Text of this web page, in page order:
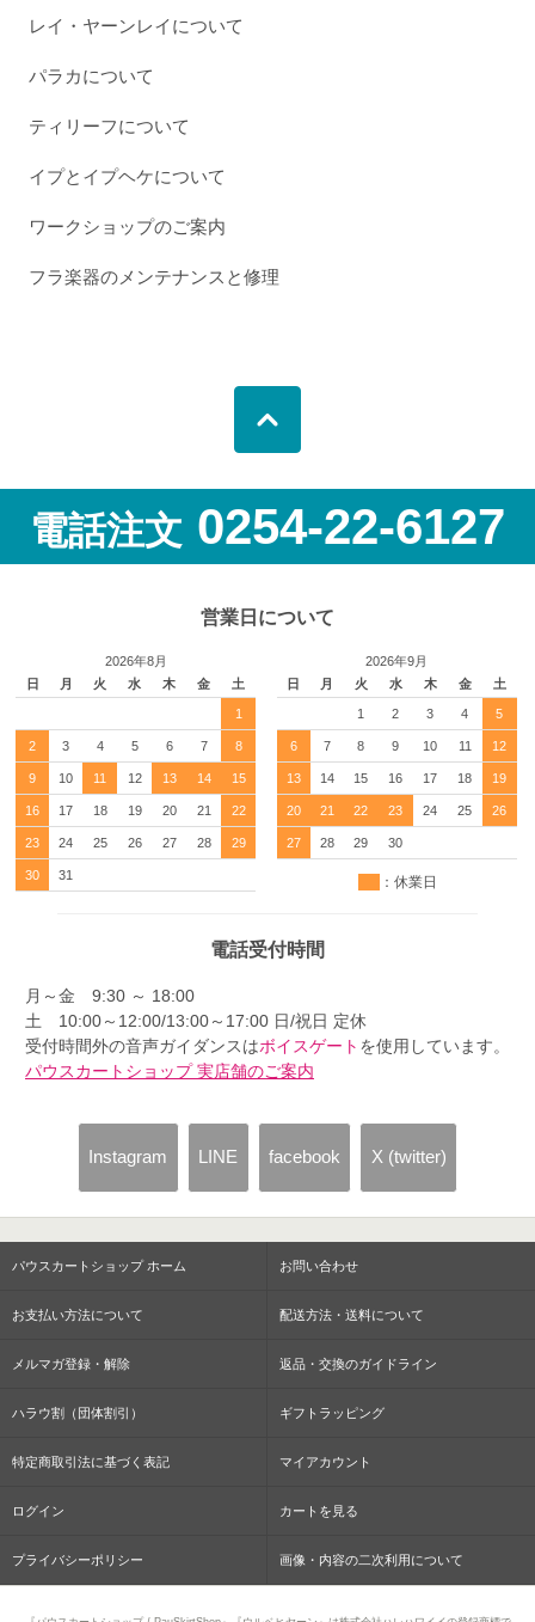
レイ・ヤーンレイについて
パラカについて
ティリーフについて
イプとイプヘケについて
ワークショップのご案内
フラ楽器のメンテナンスと修理
電話注文 0254-22-6127
営業日について
2026年8月
日
月 火 水 木 金 土
1
2 3 4 5 6 7 8
9 10 11 12 13 14 15
16 17 18 19 20 21 22
23 24 25 26 27 28 29
30 31
2026年9月
日
月 火 水 木 金 土
1 2 3 4 5
6 7 8 9 10 11 12
13 14 15 16 17 18 19
20 21 22 23 24 25 26
27 28 29 30
：休業日
電話受付時間
月～金 9:30 ～ 18:00
土 10:00～12:00/13:00～17:00 日/祝日 定休
受付時間外の音声ガイダンスはボイスゲート を使用しています。
パウスカートショップ 実店舗のご案内
Instagram LINE facebook X (twitter)
パウスカートショップ ホーム お問い合わせ
お支払い方法について 配送方法・送料について
メルマガ登録・解除 返品・交換のガイドライン
ハラウ割（団体割引） ギフトラッピング
特定商取引法に基づく表記 マイアカウント
ログイン カートを見る
プライバシーポリシー 画像・内容の二次利用について